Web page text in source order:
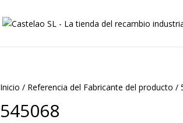
Inicio / Referencia del Fabricante del producto /
545068